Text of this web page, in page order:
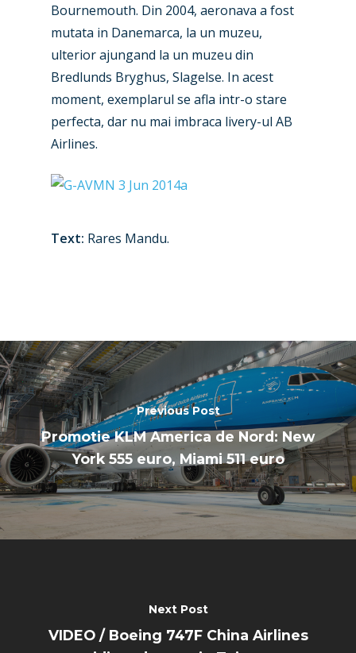
Bournemouth. Din 2004, aeronava a fost
mutata in Danemarca, la un muzeu,
ulterior ajungand la un muzeu din
Bredlunds Bryghus, Slagelse. In acest
moment, exemplarul se afla intr-o stare
perfecta, dar nu mai imbraca livery-ul AB
Airlines.
Text: Rares Mandu.
Previous Post
Promotie KLM America de Nord: New
York 555 euro, Miami 511 euro
Next Post
VIDEO / Boeing 747F China Airlines